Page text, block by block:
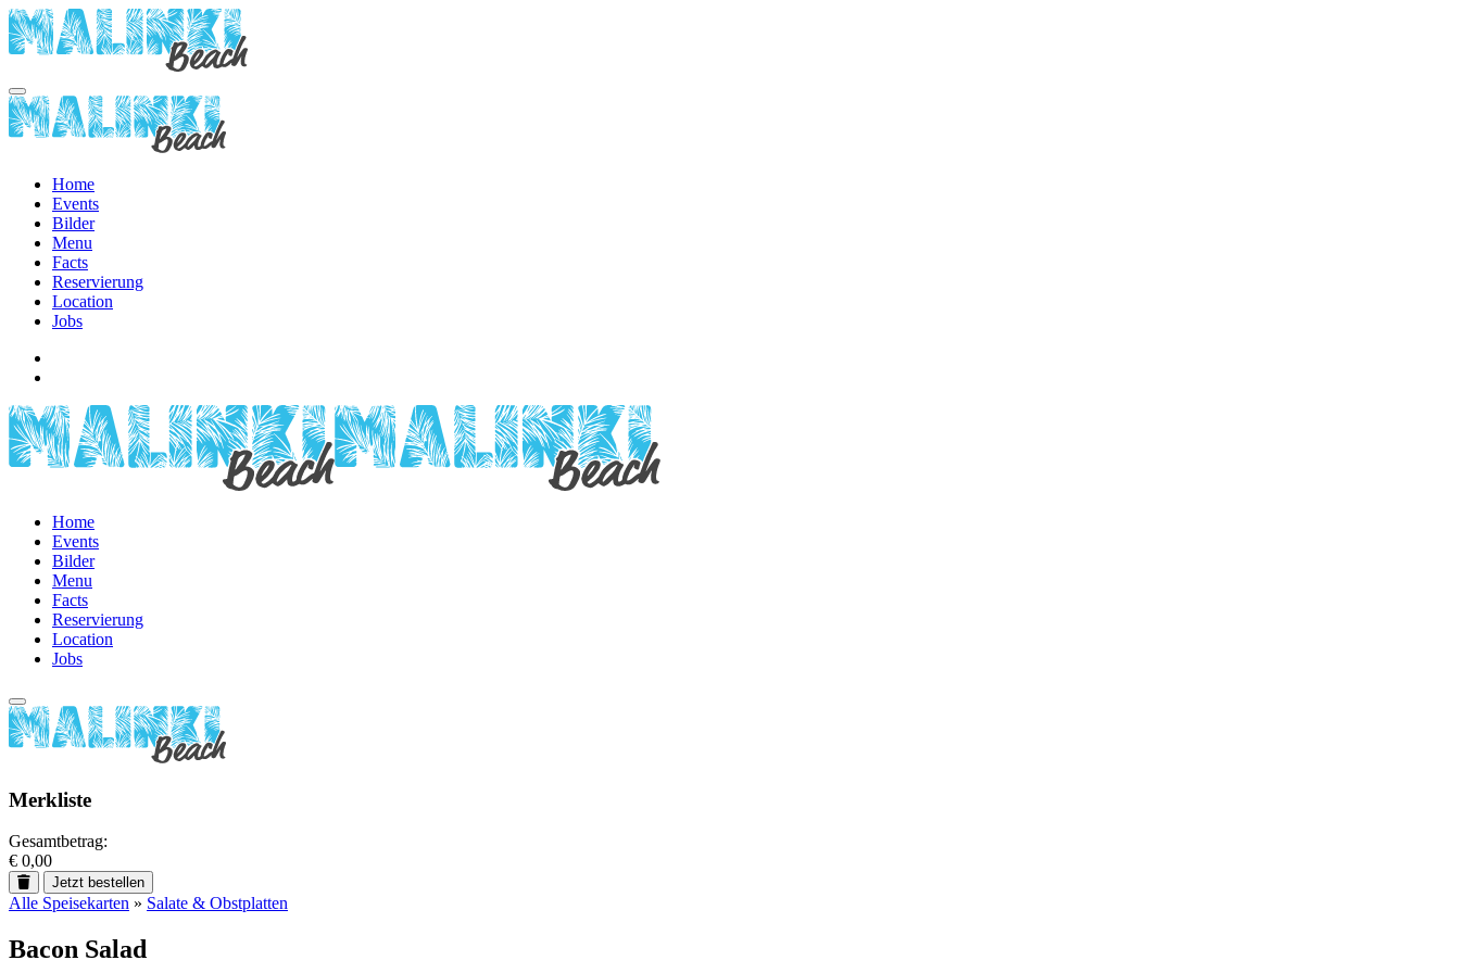
Zum Hauptinhalt springen
Home
Events
Bilder
Menu
Facts
Reservierung
Location
Jobs
Home
Events
Bilder
Menu
Facts
Reservierung
Location
Jobs
Merkliste
Gesamtbetrag:
€ 0,00
Jetzt bestellen
Alle Speisekarten » Salate & Obstplatten
Bacon Salad